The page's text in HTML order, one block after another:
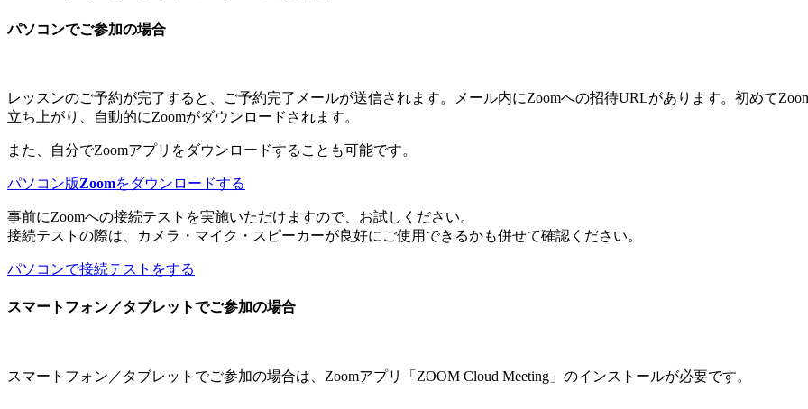
パソコンでご参加の場合
レッスンのご予約が完了すると、ご予約完了メールが送信されます。メール内にZoomへの招待URLがあります。初めて
立ち上がり、自動的にZoomがダウンロードされます。
また、自分でZoomアプリをダウンロードすることも可能です。
パソコン版Zoomをダウンロードする
事前にZoomへの接続テストを実施いただけますので、お試しください。
接続テストの際は、カメラ・マイク・スピーカーが良好にご使用できるかも併せて確認ください。
パソコンで接続テストをする
スマートフォン／タブレットでご参加の場合
スマートフォン／タブレットでご参加の場合は、Zoomアプリ「ZOOM Cloud Meeting」のインストールが必要です。